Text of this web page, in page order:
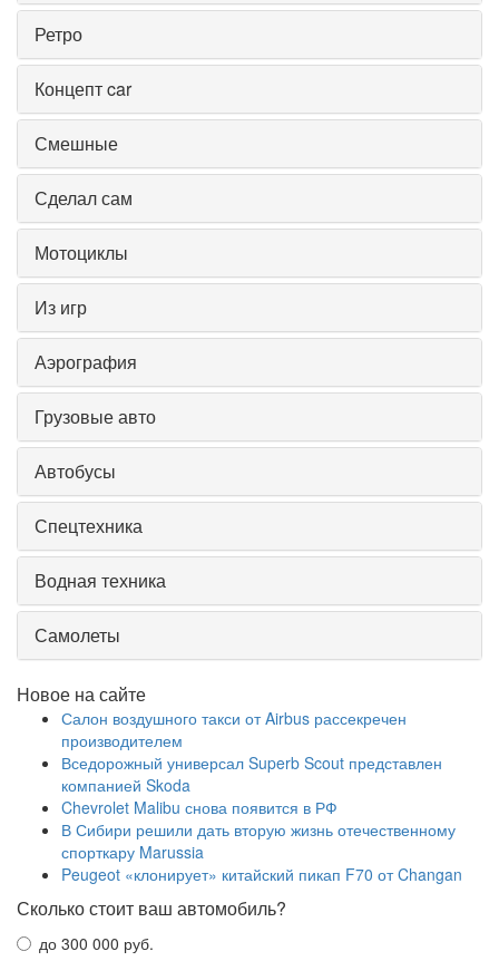
Ретро
Концепт car
Смешные
Сделал сам
Мотоциклы
Из игр
Аэрография
Грузовые авто
Автобусы
Спецтехника
Водная техника
Самолеты
Новое на сайте
Салон воздушного такси от Airbus рассекречен
производителем
Вседорожный универсал Superb Scout представлен
компанией Skoda
Chevrolet Malibu снова появится в РФ
В Сибири решили дать вторую жизнь отечественному
спорткару Marussia
Peugeot «клонирует» китайский пикап F70 от Changan
Сколько стоит ваш автомобиль?
до 300 000 руб.